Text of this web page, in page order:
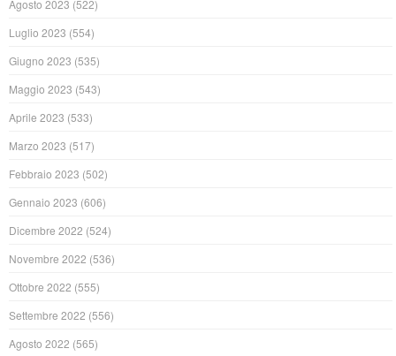
Agosto 2023 (522)
Luglio 2023 (554)
Giugno 2023 (535)
Maggio 2023 (543)
Aprile 2023 (533)
Marzo 2023 (517)
Febbraio 2023 (502)
Gennaio 2023 (606)
Dicembre 2022 (524)
Novembre 2022 (536)
Ottobre 2022 (555)
Settembre 2022 (556)
Agosto 2022 (565)